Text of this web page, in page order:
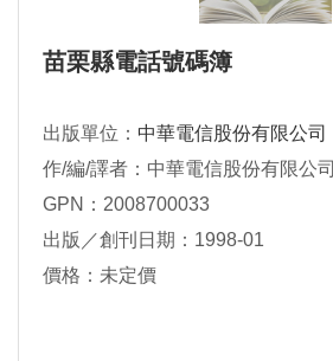
苗栗縣電話號碼簿
出版單位： 中華電信股份有限公司
作/編/譯者：中華電信股份有限公司
GPN：2008700033
出版／創刊日期：1998-01
價格：未定價